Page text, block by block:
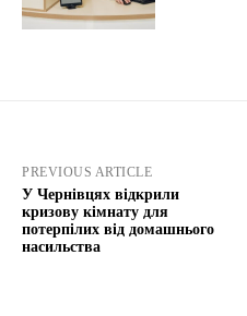
PREVIOUS ARTICLE
У Чернівцях відкрили
кризову кімнату для
потерпілих від домашнього
насильства